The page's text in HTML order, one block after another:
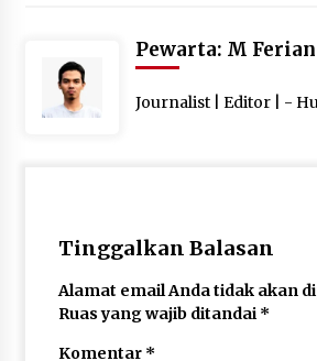
Pewarta: M
Journalist | Editor | -
Tinggalkan Balasan
Alamat email Anda tidak akan
Ruas yang wajib ditandai *
Komentar *